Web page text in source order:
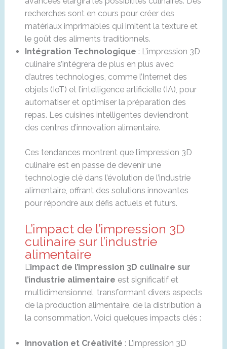
recherches sont en cours pour créer des
matériaux imprimables qui imitent la texture et
le goût des aliments traditionnels.
Intégration Technologique : L’impression 3D
culinaire s’intégrera de plus en plus avec
d’autres technologies, comme l’Internet des
objets (IoT) et l’intelligence artificielle (IA), pour
automatiser et optimiser la préparation des
repas. Les cuisines intelligentes deviendront
des centres d’innovation alimentaire.
Ces tendances montrent que l’impression 3D
culinaire est en passe de devenir une
technologie clé dans l’évolution de l’industrie
alimentaire, offrant des solutions innovantes
pour répondre aux défis actuels et futurs.
L’impact de l’impression 3D
culinaire sur l’industrie
alimentaire
L’impact de l’impression 3D culinaire sur
l’industrie alimentaire est significatif et
multidimensionnel, transformant divers aspects
de la production alimentaire, de la distribution à
la consommation. Voici quelques impacts clés :
Innovation et Créativité : L’impression 3D